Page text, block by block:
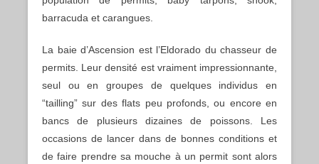
barracuda et carangues.
La baie d’Ascension est l’Eldorado du chasseur de
permits. Leur densité est vraiment impressionnante,
seul ou en groupes de quelques individus en
“tailling” sur des flats peu profonds, ou encore en
bancs de plusieurs dizaines de poissons. Les
occasions de lancer dans de bonnes conditions et
de faire prendre sa mouche à un permit sont alors